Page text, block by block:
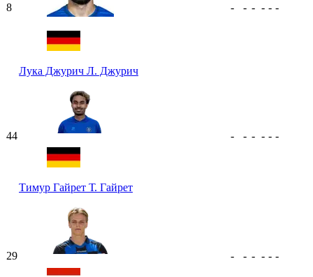
8
Лука Джурич Л. Джурич
- - - - - -
44
Тимур Гайрет Т. Гайрет
- - - - - -
29 - - - - - -